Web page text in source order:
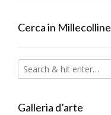
Cerca in Millecolline
Galleria d’arte